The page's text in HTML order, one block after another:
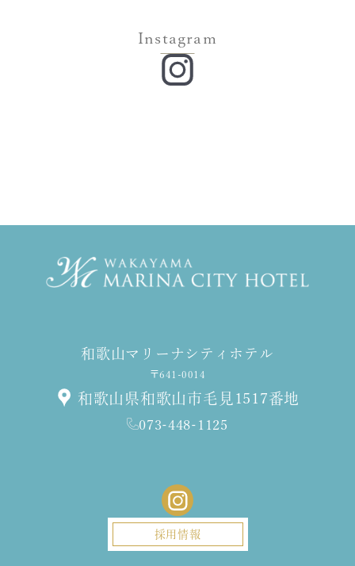
Instagram
和歌山マリーナシティホテル
〒641-0014
和歌山県和歌山市毛見1517番地
073-448-1125
採用情報